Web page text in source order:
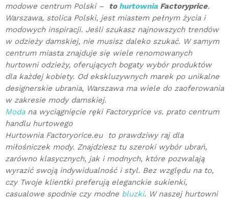
modowe centrum Polski – to hurtownia Factoryprice.
Warszawa, stolica Polski, jest miastem pełnym życia i
modowych inspiracji. Jeśli szukasz najnowszych trendów
w odzieży damskiej, nie musisz daleko szukać. W samym
centrum miasta znajduje się wiele renomowanych
hurtowni odzieży, oferujących bogaty wybór produktów
dla każdej kobiety. Od ekskluzywnych marek po unikalne
designerskie ubrania, Warszawa ma wiele do zaoferowania
w zakresie mody damskiej.
Modana wyciągnięcie ręki Factoryprice vs. prato centrum
handlu hurtowego
Hurtownia Factoryorice.eu to prawdziwy raj dla
miłośniczek mody. Znajdziesz tu szeroki wybór ubrań,
zarówno klasycznych, jak i modnych, które pozwalają
wyrazić swoją indywidualność i styl. Bez względu na to,
czy Twoje klientki preferują eleganckie sukienki,
casualowe spodnie czy modne bluzki. W naszej hurtowni